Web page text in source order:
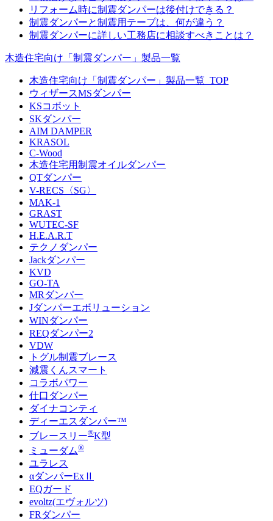
リフォーム時に制震ダンパーは後付けできる？
制震ダンパーと制震用テープは、何が違う？
制震ダンパーに詳しい工務店に相談すべきことは？
木造住宅向け「制震ダンパー」製品一覧
木造住宅向け「制震ダンパー」製品一覧_TOP
ウィザースMSダンパー
KSコボット
SKダンパー
AIM DAMPER
KRASOL
C-Wood
木造住宅用制震オイルダンパー
QTダンパー
V-RECS〈SG〉
MAK-1
GRAST
WUTEC-SF
H.E.A.R.T
テクノダンパー
Jackダンパー
KVD
GO-TA
MRダンパー
Jダンパーエボリューション
WINダンパー
REQダンパー2
VDW
トグル制震ブレース
減震くんスマート
コラボパワー
仕口ダンパー
ダイナコンティ
ディーエスダンパー™
ブレースリー®K型
ミューダム®
ユラレス
αダンパーExⅡ
EQガード
evoltz(エヴォルツ)
FRダンパー